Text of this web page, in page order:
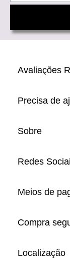
Avaliações
Precisa de
Sobre
Redes
Meios de
Compra
Localização